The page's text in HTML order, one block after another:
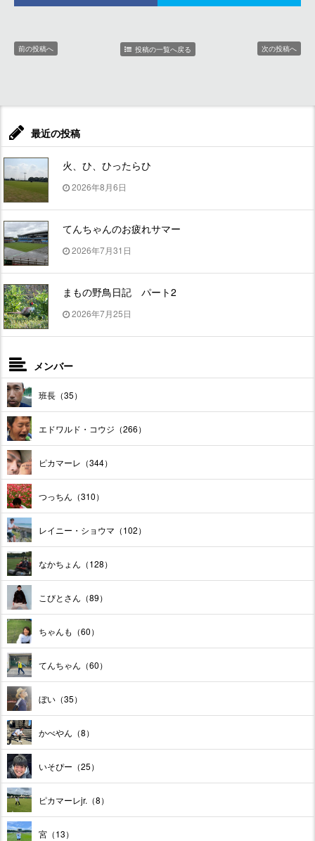
前の投稿へ 投稿の一覧へ戻る 次の投稿へ
最近の投稿
火、ひ、ひったらひ
2026年8月6日
てんちゃんのお疲れサマー
2026年7月31日
まもの野鳥日記 パート2
2026年7月25日
メンバー
班長（35）
エドワルド・コウジ（266）
ピカマーレ（344）
つっちん（310）
レイニー・ショウマ（102）
なかちょん（128）
こびとさん（89）
ちゃんも（60）
てんちゃん（60）
ぼい（35）
かべやん（8）
いそぴー（25）
ピカマーレjr.（8）
宮（13）